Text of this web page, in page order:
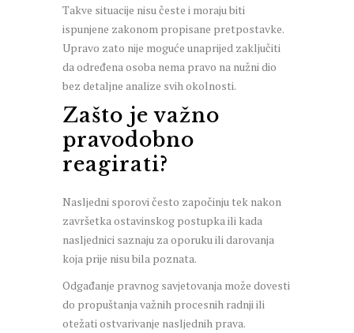
Takve situacije nisu česte i moraju biti
ispunjene zakonom propisane pretpostavke.
Upravo zato nije moguće unaprijed zaključiti
da određena osoba nema pravo na nužni dio
bez detaljne analize svih okolnosti.
Zašto je važno
pravodobno
reagirati?
Nasljedni sporovi često započinju tek nakon
završetka ostavinskog postupka ili kada
nasljednici saznaju za oporuku ili darovanja
koja prije nisu bila poznata.
Odgađanje pravnog savjetovanja može dovesti
do propuštanja važnih procesnih radnji ili
otežati ostvarivanje nasljednih prava.